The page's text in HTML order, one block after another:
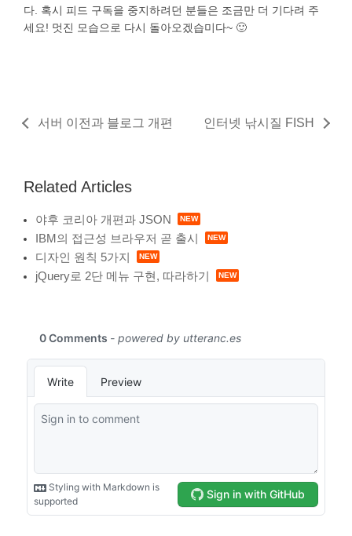
다. 혹시 피드 구독을 중지하려던 분들은 조금만 더 기다려 주
세요! 멋진 모습으로 다시 돌아오겠습미다~ 🙂
서버 이전과 블로그 개편 인터넷 낚시질 FISH
Related Articles
야후 코리아 개편과 JSON
IBM의 접근성 브라우저 곧 출시
디자인 원칙 5가지
jQuery로 2단 메뉴 구현, 따라하기